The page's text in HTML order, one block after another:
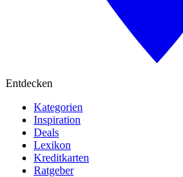
Entdecken
Kategorien
Inspiration
Deals
Lexikon
Kreditkarten
Ratgeber